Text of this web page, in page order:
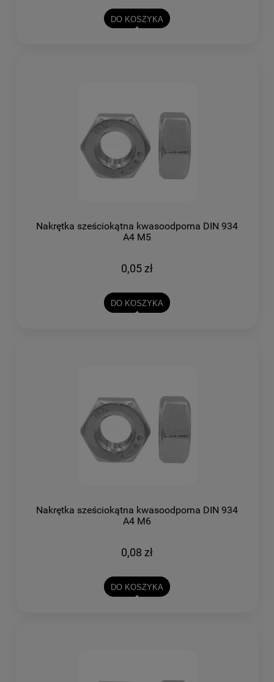
DO KOSZYKA
Nakrętka sześciokątna kwasoodporna DIN 934
A4 M5
0,05 zł
DO KOSZYKA
Nakrętka sześciokątna kwasoodporna DIN 934
A4 M6
0,08 zł
DO KOSZYKA